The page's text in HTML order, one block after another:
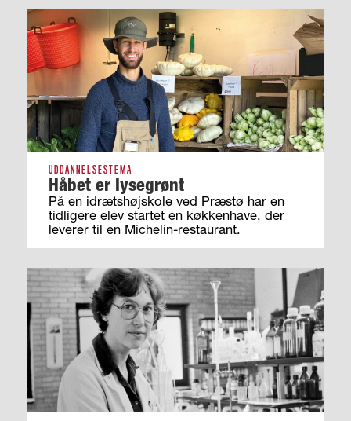
UDDANNELSESTEMA
Håbet er lysegrønt
På en idrætshøjskole ved Præstø har en
tidligere elev startet en køkkenhave, der
leverer til en Michelin-restaurant.